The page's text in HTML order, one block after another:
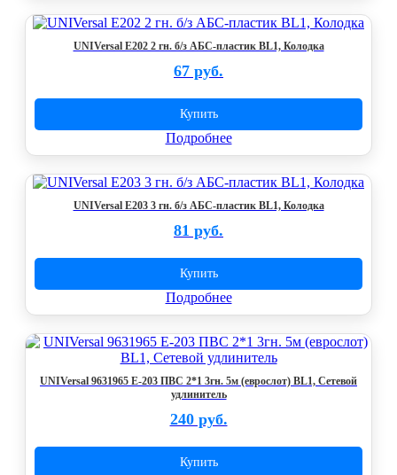
UNIVersal E202 2 гн. б/з АБС-пластик BL1, Колодка
67 руб.
Купить
Подробнее
UNIVersal E203 3 гн. б/з АБС-пластик BL1, Колодка
81 руб.
Купить
Подробнее
UNIVersal 9631965 Е-203 ПВС 2*1 3гн. 5м (еврослот) BL1, Сетевой
удлинитель
240 руб.
Купить